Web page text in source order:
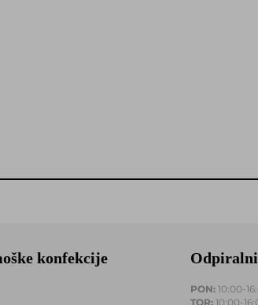
konfekcije Odpiralni
PON: 10:00-
TOR: 10:00-